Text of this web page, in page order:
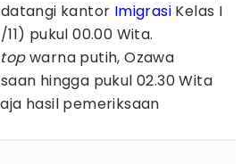
kantor Imigrasi Kelas I
pukul 00.00 Wita.
topwarna putih, Ozawa
hingga pukul 02.30 Wita
hasil pemeriksaan